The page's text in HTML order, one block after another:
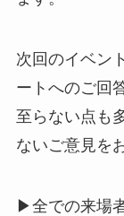
次回のイベン
ートへのご回
至らない点も
ないご意見を
▶全での来場